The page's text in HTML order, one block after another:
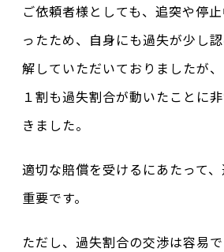
ご依頼者様としても、追突や停
ったため、自身にも過失が少し
解していただいておりましたが、
１割も過失割合が動いたことに
きました。
適切な賠償を受けるにあたって
重要です。
ただし、過失割合の交渉は容易